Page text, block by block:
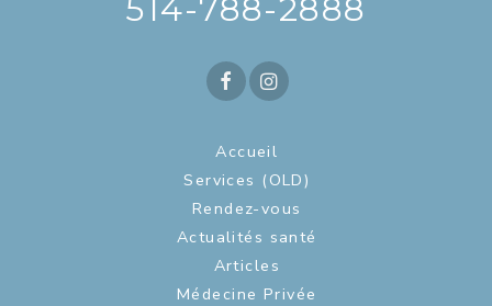
514-788-2888
Accueil
Services (OLD)
Rendez-vous
Actualités santé
Articles
Médecine Privée